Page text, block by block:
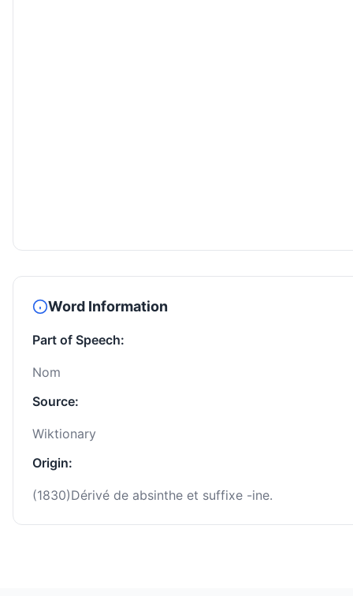
Word Information
Part of Speech:
Nom
Source:
Wiktionary
Origin:
(1830)Dérivé de absinthe et suffixe -ine.